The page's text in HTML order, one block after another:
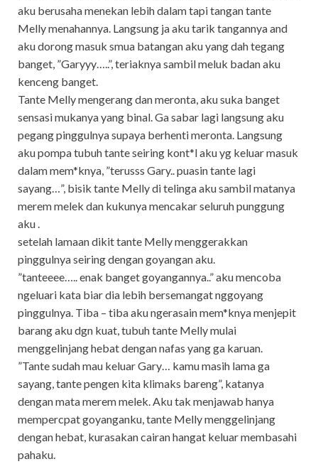
aku berusaha menekan lebih dalam tapi tangan tante
Melly menahannya. Langsung ja aku tarik tangannya and
aku dorong masuk smua batangan aku yang dah tegang
banget, ”Garyyy…..”, teriaknya sambil meluk badan aku
kenceng banget.
Tante Melly mengerang dan meronta, aku suka banget
sensasi mukanya yang binal. Ga sabar lagi langsung aku
pegang pinggulnya supaya berhenti meronta. Langsung
aku pompa tubuh tante seiring kont*l aku yg keluar masuk
dalam mem*knya, ”terusss Gary.. puasin tante lagi
sayang…”, bisik tante Melly di telinga aku sambil matanya
merem melek dan kukunya mencakar seluruh punggung
aku .
setelah lamaan dikit tante Melly menggerakkan
pinggulnya seiring dengan goyangan aku.
”tanteeee….. enak banget goyangannya..” aku mencoba
ngeluari kata biar dia lebih bersemangat nggoyang
pinggulnya. Tiba – tiba aku ngerasain mem*knya menjepit
barang aku dgn kuat, tubuh tante Melly mulai
menggelinjang hebat dengan nafas yang ga karuan.
”Tante sudah mau keluar Gary… kamu masih lama ga
sayang, tante pengen kita klimaks bareng”, katanya
dengan mata merem melek. Aku tak menjawab hanya
mempercpat goyanganku, tante Melly menggelinjang
dengan hebat, kurasakan cairan hangat keluar membasahi
pahaku.